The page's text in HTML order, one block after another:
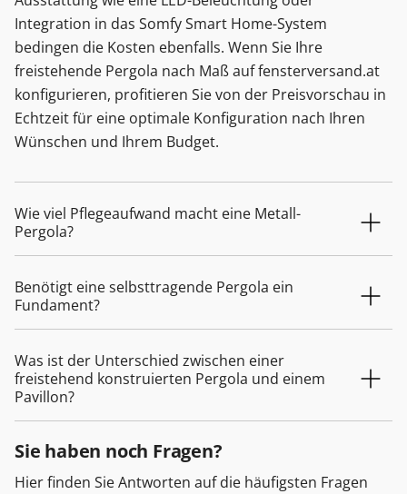
Integration in das Somfy Smart Home-System
bedingen die Kosten ebenfalls. Wenn Sie Ihre
freistehende Pergola nach Maß auf fensterversand.at
konfigurieren, profitieren Sie von der Preisvorschau in
Echtzeit für eine optimale Konfiguration nach Ihren
Wünschen und Ihrem Budget.
Wie viel Pflegeaufwand macht eine Metall-
Pergola?
Benötigt eine selbsttragende Pergola ein
Fundament?
Was ist der Unterschied zwischen einer
freistehend konstruierten Pergola und einem
Pavillon?
Sie haben noch Fragen?
Hier finden Sie Antworten auf die häufigsten Fragen